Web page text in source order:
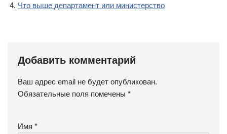
Что выше департамент или министерство
Добавить комментарий
Ваш адрес email не будет опубликован.
Обязательные поля помечены *
Имя *